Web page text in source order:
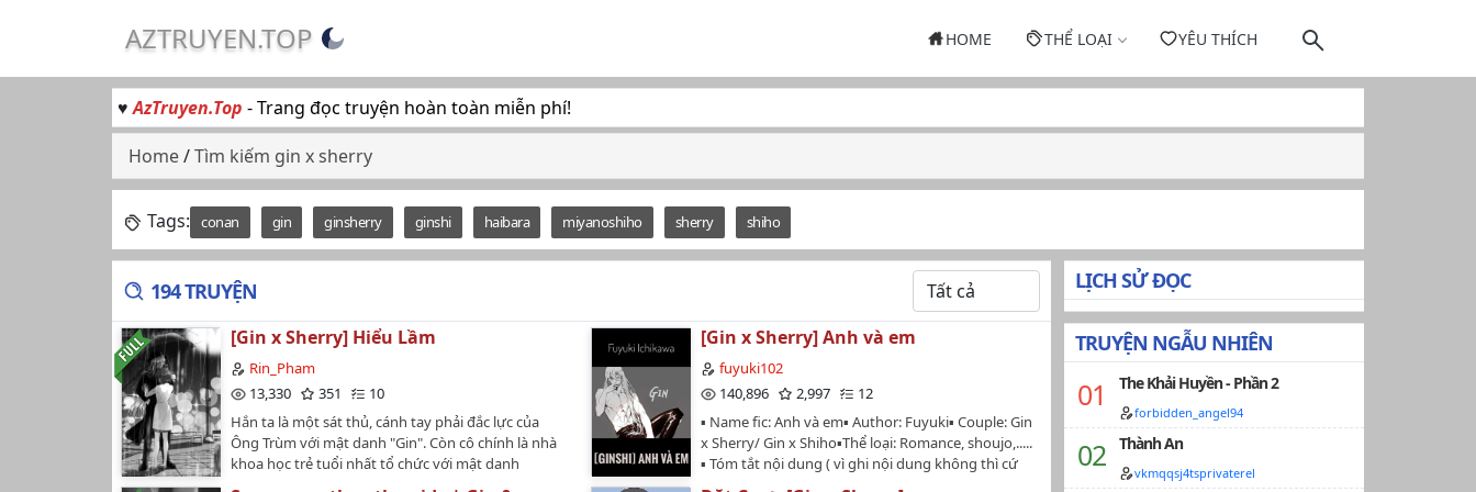
AZTRUYEN.TOP HOME THỂ LOẠI YÊU THÍCH
♥AzTruyen.Top - Trang đọc truyện hoàn toàn miễn phí!
Home/Tìm kiếm gin x sherry
Tags: conan gin ginsherry ginshi haibara miyanoshiho sherry shiho
194 TRUYỆN
[Gin x Sherry] Hiểu Lầm
Rin_Pham
13,330
351
10
Hắn ta là một sát thủ, cánh tay phải đắc lực của
Ông Trùm với mật danh "Gin". Còn cô chính là nhà
khoa học trẻ tuổi nhất tổ chức với mật danh
[Gin x Sherry] Anh và em
fuyuki102
140,896
2,997
12
▪ Name fic: Anh và em▪ Author: Fuyuki▪ Couple: Gin
x Sherry/ Gin x Shiho▪Thể loại: Romance, shoujo,.....
▪ Tóm tắt nội dung ( vì ghi nội dung không thì cứ
LỊCH SỬ ĐỌC
TRUYỆN NGẪU NHIÊN
The Khải Huyền - Phần 2
forbidden_angel94
Thành An
vkmqqsj4tsprivaterel